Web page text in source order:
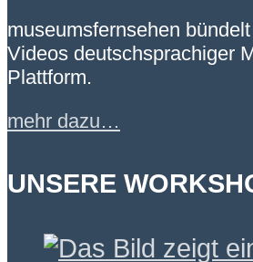
museumsfernsehen
Videos deutschsprachiger
Plattform.
mehr dazu…
UNSERE